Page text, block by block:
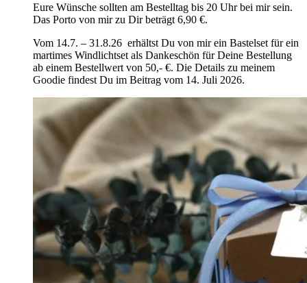
Eure Wünsche sollten am Bestelltag bis 20 Uhr bei mir sein.
Das Porto von mir zu Dir beträgt 6,90 €.
Vom 14.7. – 31.8.26 erhältst Du von mir ein Bastelset für ein
martimes Windlichtset als Dankeschön für Deine Bestellung
ab einem Bestellwert von 50,- €. Die Details zu meinem
Goodie findest Du im Beitrag vom 14. Juli 2026.